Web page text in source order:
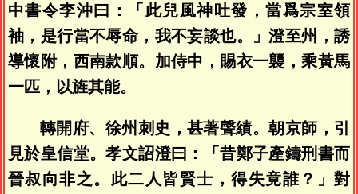
中書令李沖曰：「此兒風神吐發，當爲宗室領
袖，是行當不辱命，我不妄談也。」澄至州，誘
導懷附，西南款順。加侍中，賜衣一襲，乘黃馬
一匹，以旌其能。
轉開府、徐州刺史，甚著聲績。朝京師，引
見於皇信堂。孝文詔澄曰：「昔鄭子產鑄刑書而
晉叔向非之。此二人皆賢士，得失竟誰？」對